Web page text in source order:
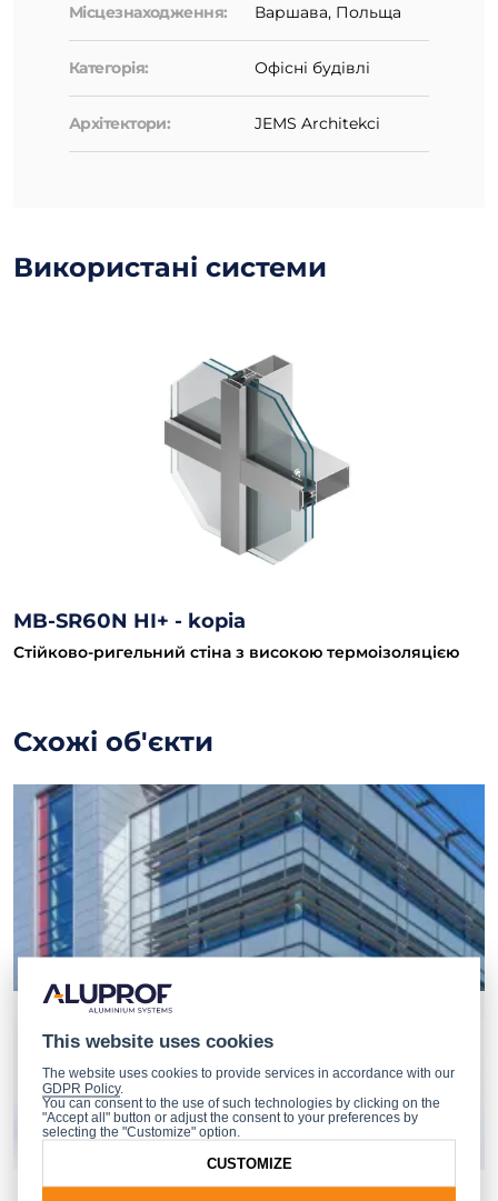
Місцезнаходження: Варшава, Польща
Категорія: Офісні будівлі
Архітектори: JEMS Architekci
Використані системи
MB-SR60N HI+ - kopia
Стійково-ригельний стіна з високою термоізоляцією
Схожі об'єкти
This website uses cookies
The website uses cookies to provide services in accordance with our
GDPR Policy.
You can consent to the use of such technologies by clicking on the
"Accept all" button or adjust the consent to your preferences by
selecting the "Customize" option.
CUSTOMIZE